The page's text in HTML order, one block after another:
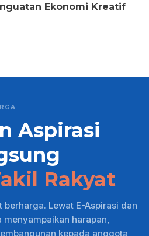
Ekonomi Kreatif
Aspirasi
Rakyat
Lewat E-Aspirasi dan
menyampaikan harapan,
kepada anggota